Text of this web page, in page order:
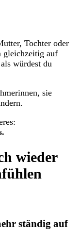
Tochter oder
auf
würdest du
sie
wieder
ständig auf